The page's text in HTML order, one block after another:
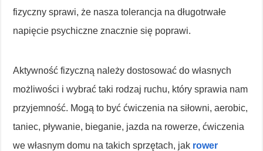
fizyczny sprawi, że nasza tolerancja na długotrwałe
napięcie psychiczne znacznie się poprawi.
Aktywność fizyczną należy dostosować do własnych
możliwości i wybrać taki rodzaj ruchu, który sprawia nam
przyjemność. Mogą to być ćwiczenia na siłowni, aerobic,
taniec, pływanie, bieganie, jazda na rowerze, ćwiczenia
we własnym domu na takich sprzętach, jak rower